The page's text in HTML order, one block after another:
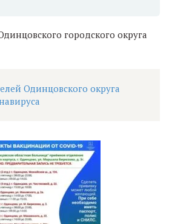
городского округа
Одинцовского округа